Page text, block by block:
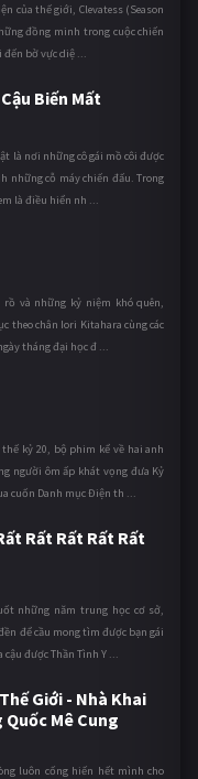
của thế giới, Clevatess (Season
đồng minh trong cuộc chiến
đến bờ vực diệ ...
Biến Mất
là nơi những cô gái mồ côi được
những cỗ máy chiến đấu. Trong
là điều hiển nh ...
và những kỷ niệm khó quên,
theo chân Iori Kitahara cùng các
tháng đại học đ ...
kỷ 20, bộ phim kể về hai anh
người ôm ấp khát vọng đưa Kỷ
cuốn Danh mục Điện th ...
Rất Rất Rất Rất
những năm trung học cơ sở,
để cầu mong tìm được bạn gái
cậu được Thần Tình Y ...
Giới - Nhà Khai
Quốc Mê Cung
luôn cống hiến hết mình cho